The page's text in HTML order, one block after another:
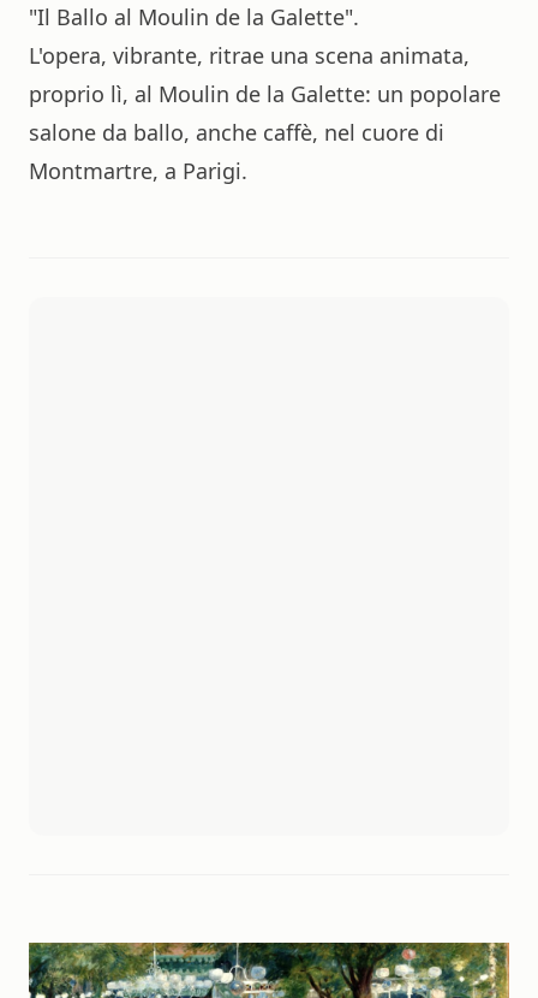
"Il Ballo al Moulin de la Galette".
L'opera, vibrante, ritrae una scena animata,
proprio lì, al Moulin de la Galette: un popolare
salone da ballo, anche caffè, nel cuore di
Montmartre, a Parigi.